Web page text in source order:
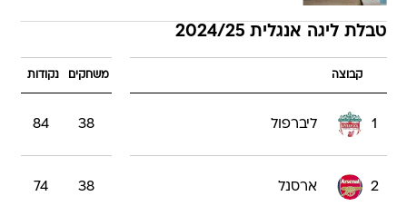
טבלת ליגה אנגלית 2024/25
קבוצה משחקים נקודות
1 ליברפול 38
84
2 ארסנל 38
74